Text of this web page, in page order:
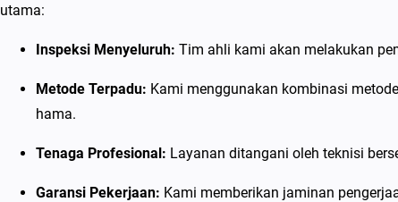
utama:
Inspeksi Menyeluruh: Tim ahli kami akan melakukan
Metode Terpadu: Kami menggunakan kombinasi
hama.
Tenaga Profesional: Layanan ditangani oleh teknisi
Garansi Pekerjaan: Kami memberikan jaminan